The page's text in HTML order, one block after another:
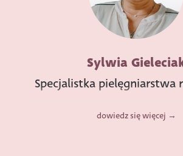
Sylwia
Specjalistka pielęgniarstwa
dowiedz się więcej